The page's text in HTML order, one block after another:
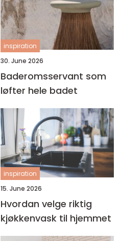
inspiration
30. June 2026
Baderomsservant som
løfter hele badet
inspiration
15. June 2026
Hvordan velge riktig
kjøkkenvask til hjemmet